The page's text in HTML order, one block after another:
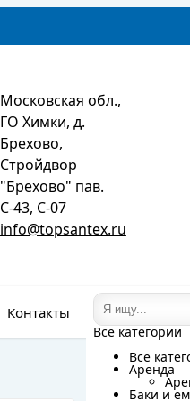
Московская обл.,
ГО Химки, д.
Брехово,
Стройдвор
"Брехово" пав.
С-43, С-07
info@topsantex.ru
Все категории
Все
Аренда
Баки и
Все категории
Все
Аренда
Баки и
Контакты Монтаж